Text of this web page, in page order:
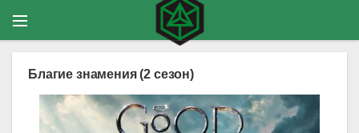
Благие знамения (2 сезон)